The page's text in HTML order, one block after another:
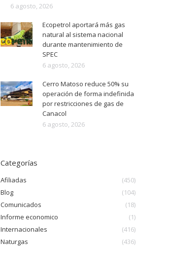
6 agosto, 2026
Ecopetrol aportará más gas
natural al sistema nacional
durante mantenimiento de
SPEC
6 agosto, 2026
Cerro Matoso reduce 50% su
operación de forma indefinida
por restricciones de gas de
Canacol
6 agosto, 2026
Categorías
Afiliadas
(450)
Blog
(104)
Comunicados
(18)
Informe economico
(1)
Internacionales
(416)
Naturgas
(436)